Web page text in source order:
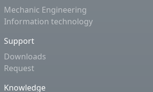
Mechanic Engineering
Information technology
Support
Downloads
Request
Knowledge